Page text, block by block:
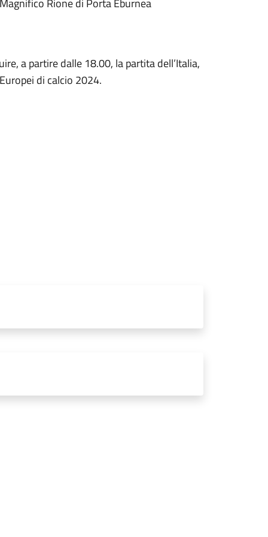
Rione di Porta Eburnea
a partire dalle 18.00, la partita dell’Italia,
di calcio 2024.